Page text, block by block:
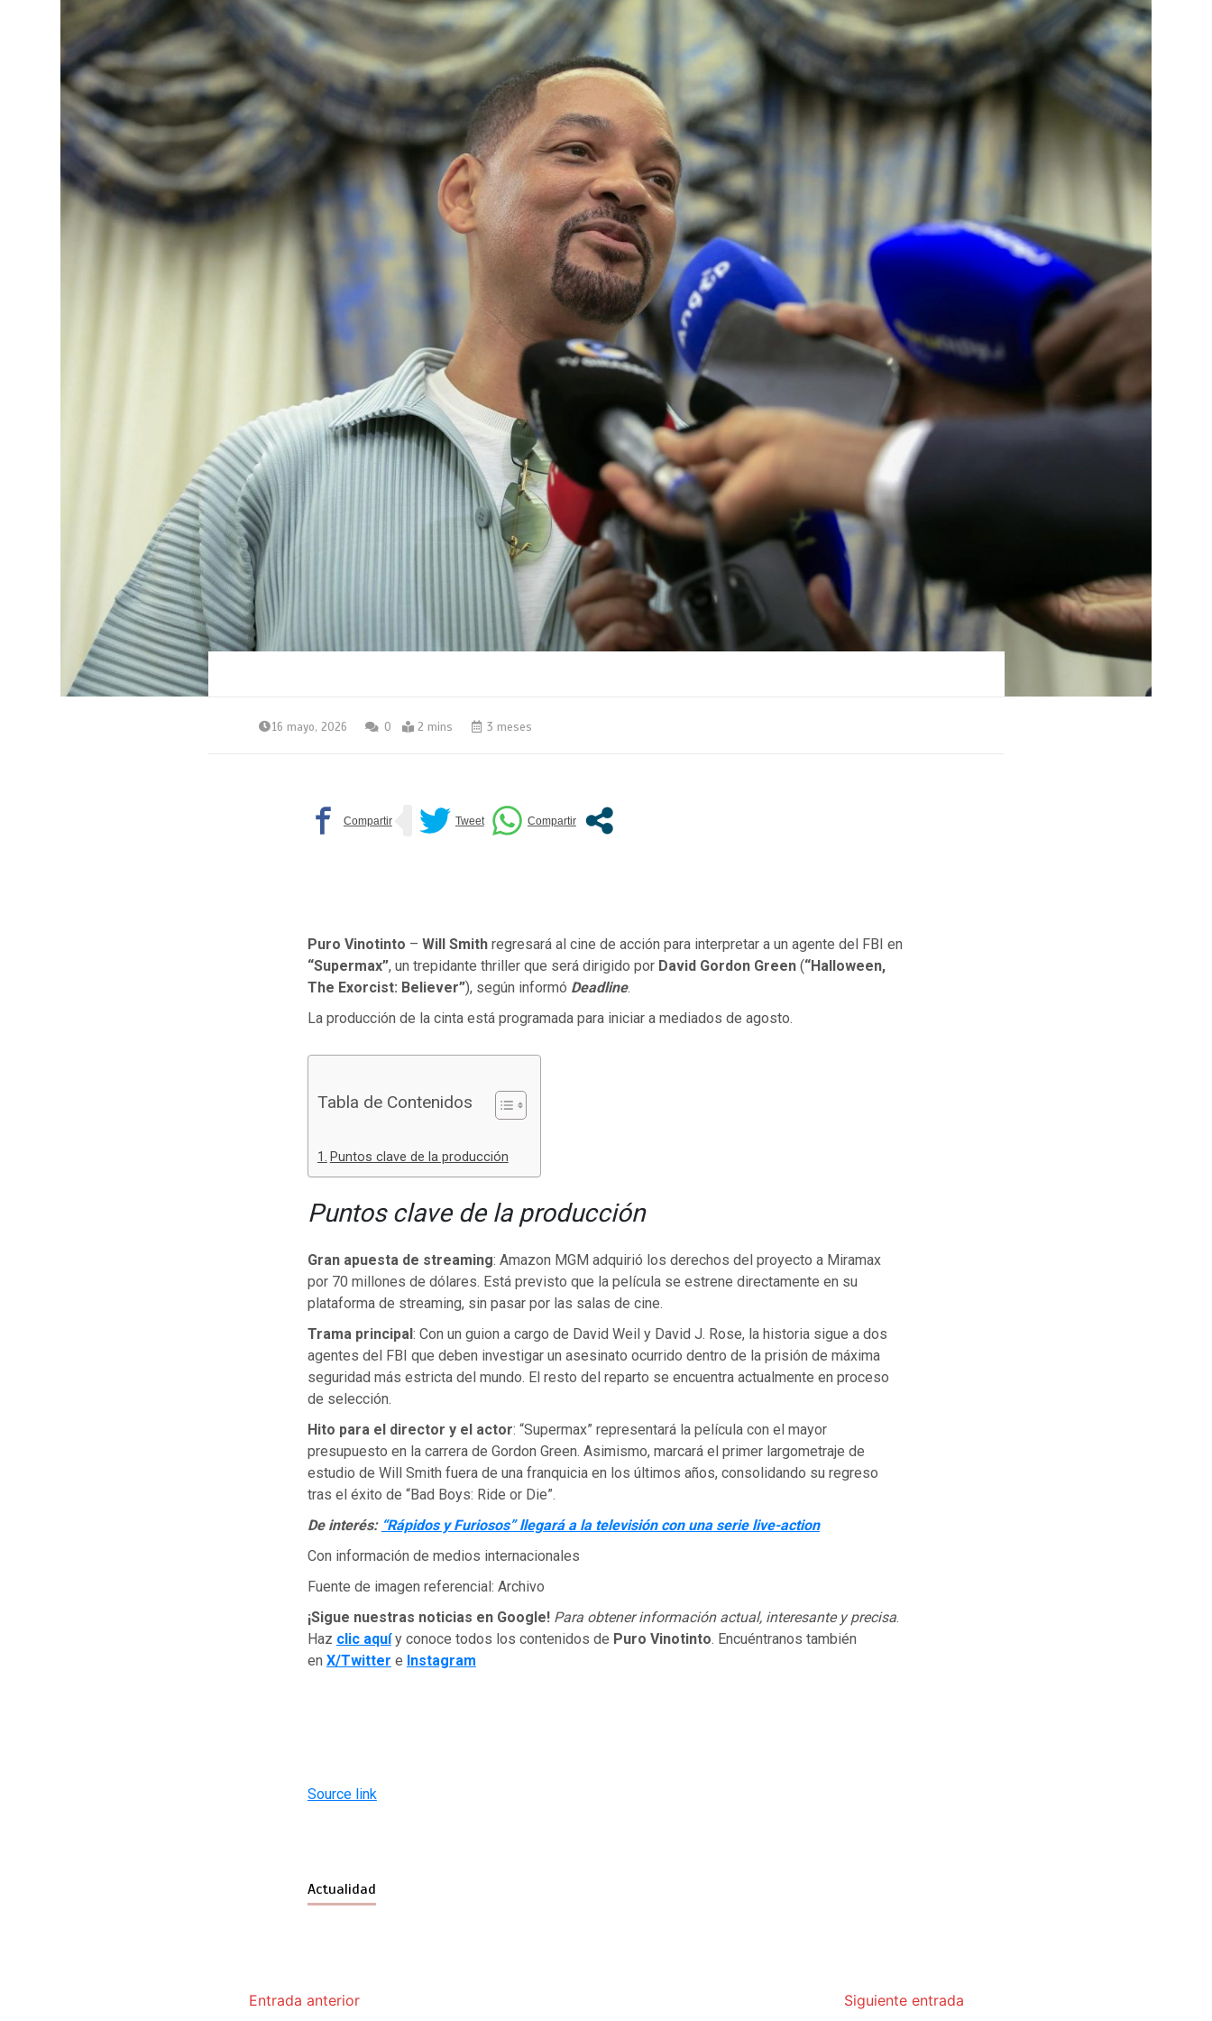
16 mayo, 2026 0 2 mins 3 meses
Puro Vinotinto – Will Smithregresará al cine de acción para interpretar a un agente del FBI en
“Supermax”, un trepidante thriller que será dirigido por David Gordon Green(“Halloween,
The Exorcist: Believer”), según informó Deadline.
La producción de la cinta está programada para iniciar a mediados de agosto.
Tabla de Contenidos
Puntos clave de la producción
Puntos clave de la producción
Gran apuesta de streaming: Amazon MGM adquirió los derechos del proyecto a Miramax
por 70 millones de dólares. Está previsto que la película se estrene directamente en su
plataforma de streaming, sin pasar por las salas de cine.
Trama principal: Con un guion a cargo de David Weil y David J. Rose, la historia sigue a dos
agentes del FBI que deben investigar un asesinato ocurrido dentro de la prisión de máxima
seguridad más estricta del mundo. El resto del reparto se encuentra actualmente en proceso
de selección.
Hito para el director y el actor: “Supermax” representará la película con el mayor
presupuesto en la carrera de Gordon Green. Asimismo, marcará el primer largometraje de
estudio de Will Smith fuera de una franquicia en los últimos años, consolidando su regreso
tras el éxito de “Bad Boys: Ride or Die”.
De interés: “Rápidos y Furiosos” llegará a la televisión con una serie live-action
Con información de medios internacionales
Fuente de imagen referencial: Archivo
¡Sigue nuestras noticias en Google! Para obtener información actual, interesante y precisa.
Haz clic aquíy conoce todos los contenidos de Puro Vinotinto. Encuéntranos también
en X/Twitter e Instagram
Source link
Actualidad
Entrada anterior Siguiente entrada